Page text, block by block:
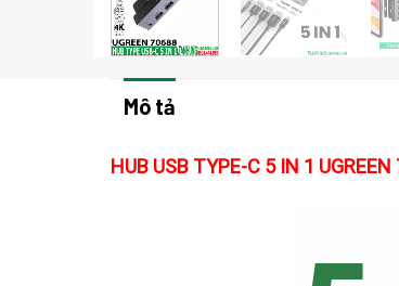
Mô tả
HUB USB TYPE-C 5 IN 1